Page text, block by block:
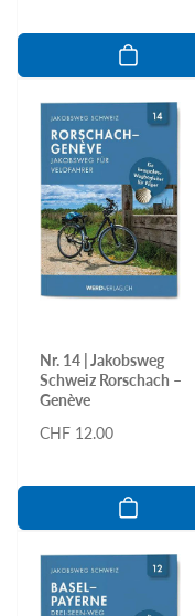
Nr. 14 | Jakobsweg
Schweiz Rorschach –
Genève
Normaler
CHF 12.00